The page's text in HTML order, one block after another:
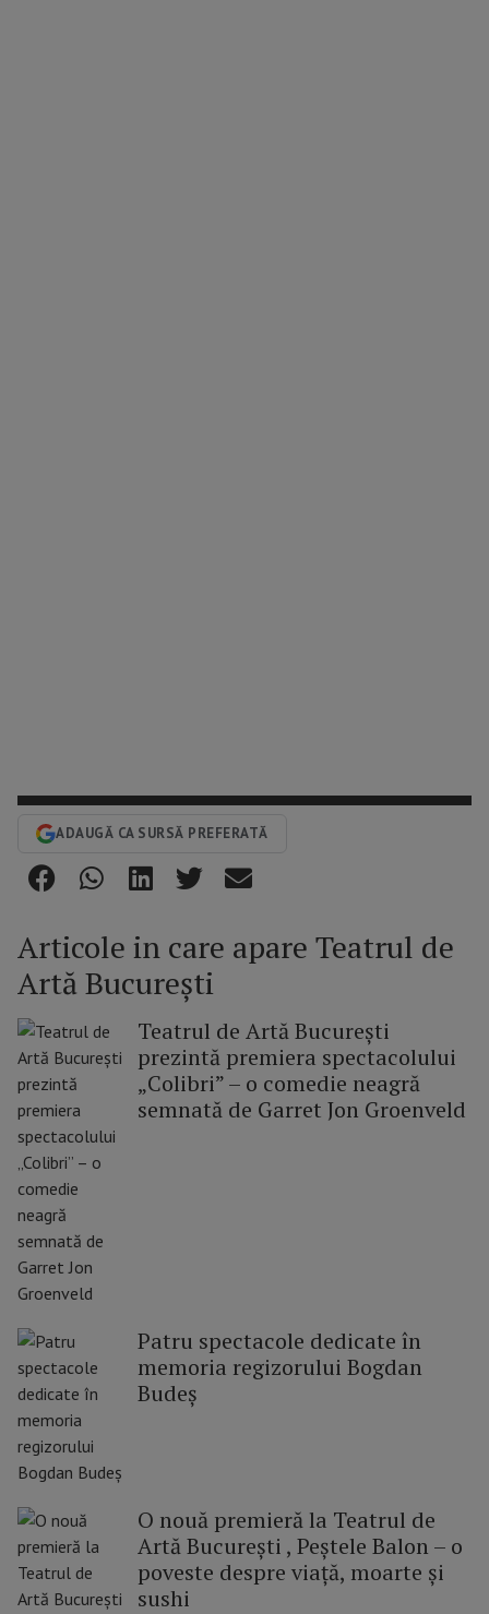
ADAUGĂ CA SURSĂ PREFERATĂ
Articole in care apare Teatrul de
Artă București
Teatrul de Artă București
prezintă premiera spectacolului
„Colibri” – o comedie neagră
semnată de Garret Jon Groenveld
Patru spectacole dedicate în
memoria regizorului Bogdan
Budeș
O nouă premieră la Teatrul de
Artă București , Peștele Balon – o
poveste despre viață, moarte și
sushi